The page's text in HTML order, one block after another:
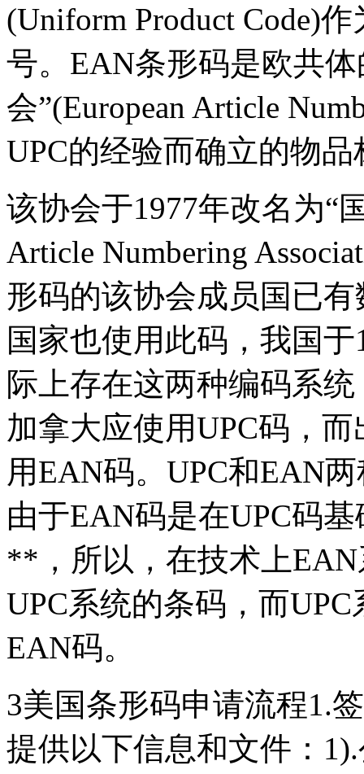
(Uniform Product Code)
号。EAN条形码是欧共
会”(European Article
UPC的经验而确立的物
该协会于1977年改名为“
Article Numbering
形码的该协会成员国已
国家也使用此码，我国
际上存在这两种编码系
加拿大应使用UPC码，
用EAN码。UPC和EAN
由于EAN码是在UPC码
**，所以，在技术上
UPC系统的条码，而
EAN码。
3美国条形码申请流程1.
提供以下信息和文件：